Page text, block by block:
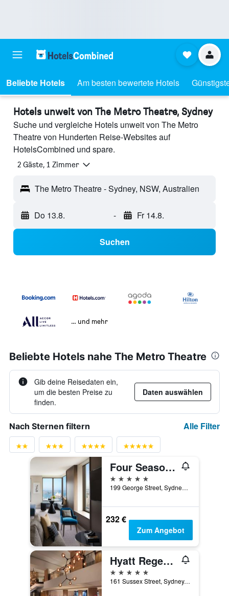
Beliebte Hotels Am besten bewertete Hotels
Hotels unweit von The Metro Theatre, Sydney
Suche und vergleiche Hotels unweit von The Metro
Theatre von Hunderten Reise-Websites auf
HotelsCombined und spare.
2 Gäste, 1 Zimmer
The Metro Theatre - Sydney, NSW, Australien
Do 13.8. - Fr 14.8.
Suchen
… und mehr
Beliebte Hotels nahe The Metro Theatre
Gib deine Reisedaten ein,
um die besten Preise zu
finden.
Daten auswählen
Nach Sternen filtern Alle Filter
Four Seasons Hotel Sydney
5 Sterne
199 George Street, Sydney, NSW, Australien
232 €
Zum Angebot
Hyatt Regency Sydney
5 Sterne
161 Sussex Street, Sydney, NSW, Australien